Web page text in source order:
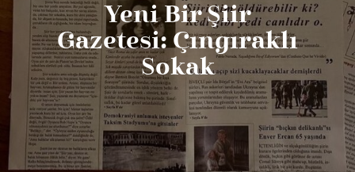
Yeni Bir Şiir
Gazetesi: Çıngıraklı
Sokak